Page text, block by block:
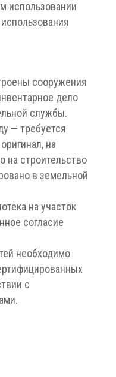
использовании
сооружения
дело
службы.
— требуется
на
на строительство
в земельной
на участок
согласие
необходимо
с